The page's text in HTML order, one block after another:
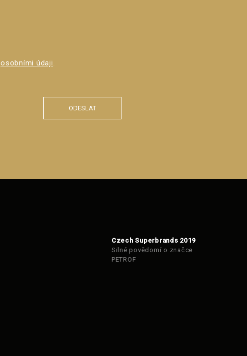
osobními údaji.
ODESLAT
Czech Superbrands 2019
Silné povědomí o značce
PETROF